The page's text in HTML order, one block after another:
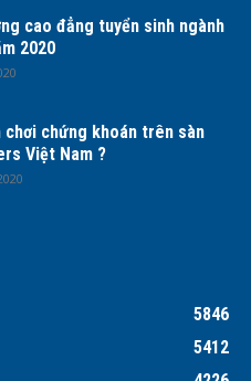
cao đẳng tuyển sinh ngành
2020
chơi chứng khoán trên sàn
Việt Nam ?
5846
5412